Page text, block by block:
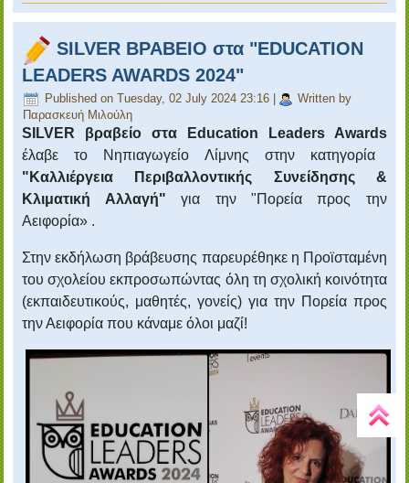
SILVER ΒΡΑΒΕΙΟ στα "EDUCATION
LEADERS AWARDS 2024"
Published on Tuesday, 02 July 2024 23:16
Written by
Παρασκευή Μιλούλη
SILVER βραβείο στα Education Leaders
Awards
έλαβε το Νηπιαγωγείο Λίμνης στην κατηγορία
"Καλλιέργεια Περιβαλλοντικής Συνείδησης &
Κλιματική Αλλαγή" για την "Πορεία προς την
Αειφορία» .
Στην εκδήλωση βράβευσης παρευρέθηκε η Προϊσταμένη
του σχολείου εκπροσωπώντας όλη τη σχολική κοινότητα
(εκπαιδευτικούς, μαθητές, γονείς) για την Πορεία προς
την Αειφορία που κάναμε όλοι μαζί!